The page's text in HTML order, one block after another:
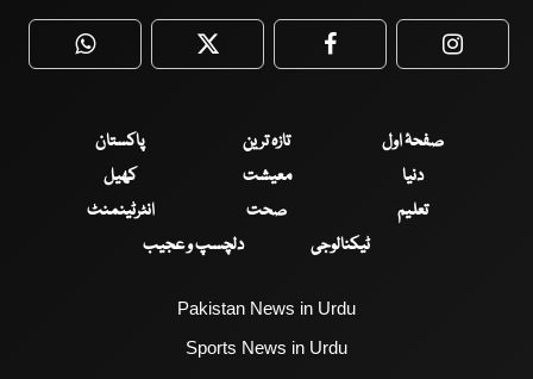
WhatsApp Twitter Facebook
صفحۂ اول تازہ ترین
پاکستان
دنیا
معیشت
کھیل
تعلیم
صحت
انٹرٹینمنٹ
ٹیکنالوجی
دلچسپ و عجیب
Pakistan News in Urdu
Sports News in Urdu